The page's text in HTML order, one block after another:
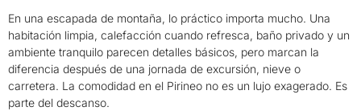
En una escapada de montaña, lo práctico importa mucho. Una
habitación limpia, calefacción cuando refresca, baño privado y un
ambiente tranquilo parecen detalles básicos, pero marcan la
diferencia después de una jornada de excursión, nieve o
carretera. La comodidad en el Pirineo no es un lujo exagerado. Es
parte del descanso.